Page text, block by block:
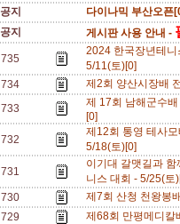
공지
다이나믹 부산오픈
공지
게시판 사용 안내 -
735
2024 한국장년테
5/11(토)[0]
734
제2회 양산시장배
733
제 17회 남해군수
[0]
732
제12회 통영 테사
5/18(토)[0]
731
이기대 갈맷길과
니스 대회 - 5/25(
730
제7회 산청 천왕봉
729
제68회 만평메디